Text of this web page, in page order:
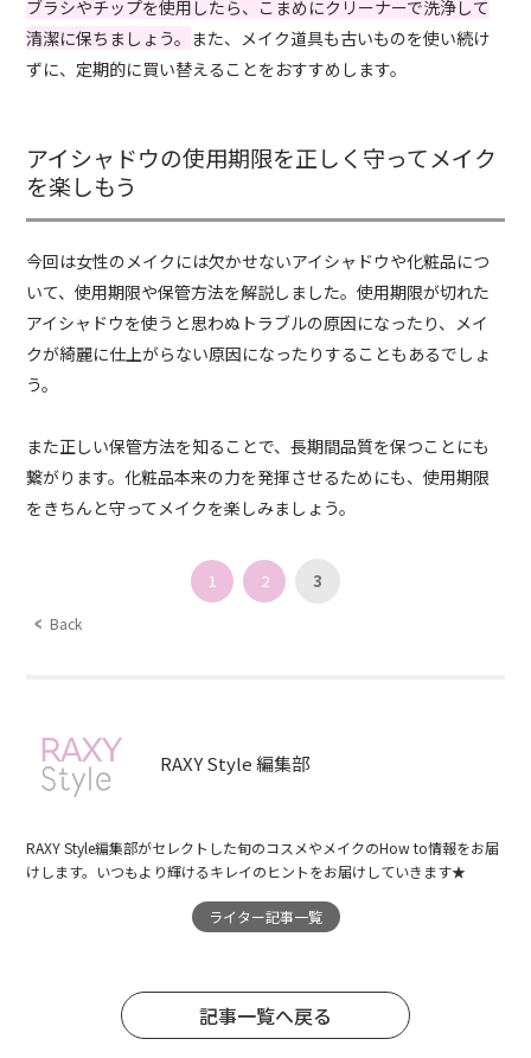
ブラシやチップを使用したら、こまめにクリーナーで洗浄して
清潔に保ちましょう。 また、メイク道具も古いものを使い続け
ずに、定期的に買い替えることをおすすめします。
アイシャドウの使用期限を正しく守ってメイク
を楽しもう
今回は女性のメイクには欠かせないアイシャドウや化粧品につ
いて、使用期限や保管方法を解説しました。使用期限が切れた
アイシャドウを使うと思わぬトラブルの原因になったり、メイ
クが綺麗に仕上がらない原因になったりすることもあるでしょ
う。
また正しい保管方法を知ることで、長期間品質を保つことにも
繋がります。化粧品本来の力を発揮させるためにも、使用期限
をきちんと守ってメイクを楽しみましょう。
Back
1 2 3
RAXY Style 編集部
RAXY Style編集部がセレクトした旬のコスメやメイクのHow to情報をお届
けします。いつもより輝けるキレイのヒントをお届けしていきます★
ライター記事一覧
記事一覧へ戻る